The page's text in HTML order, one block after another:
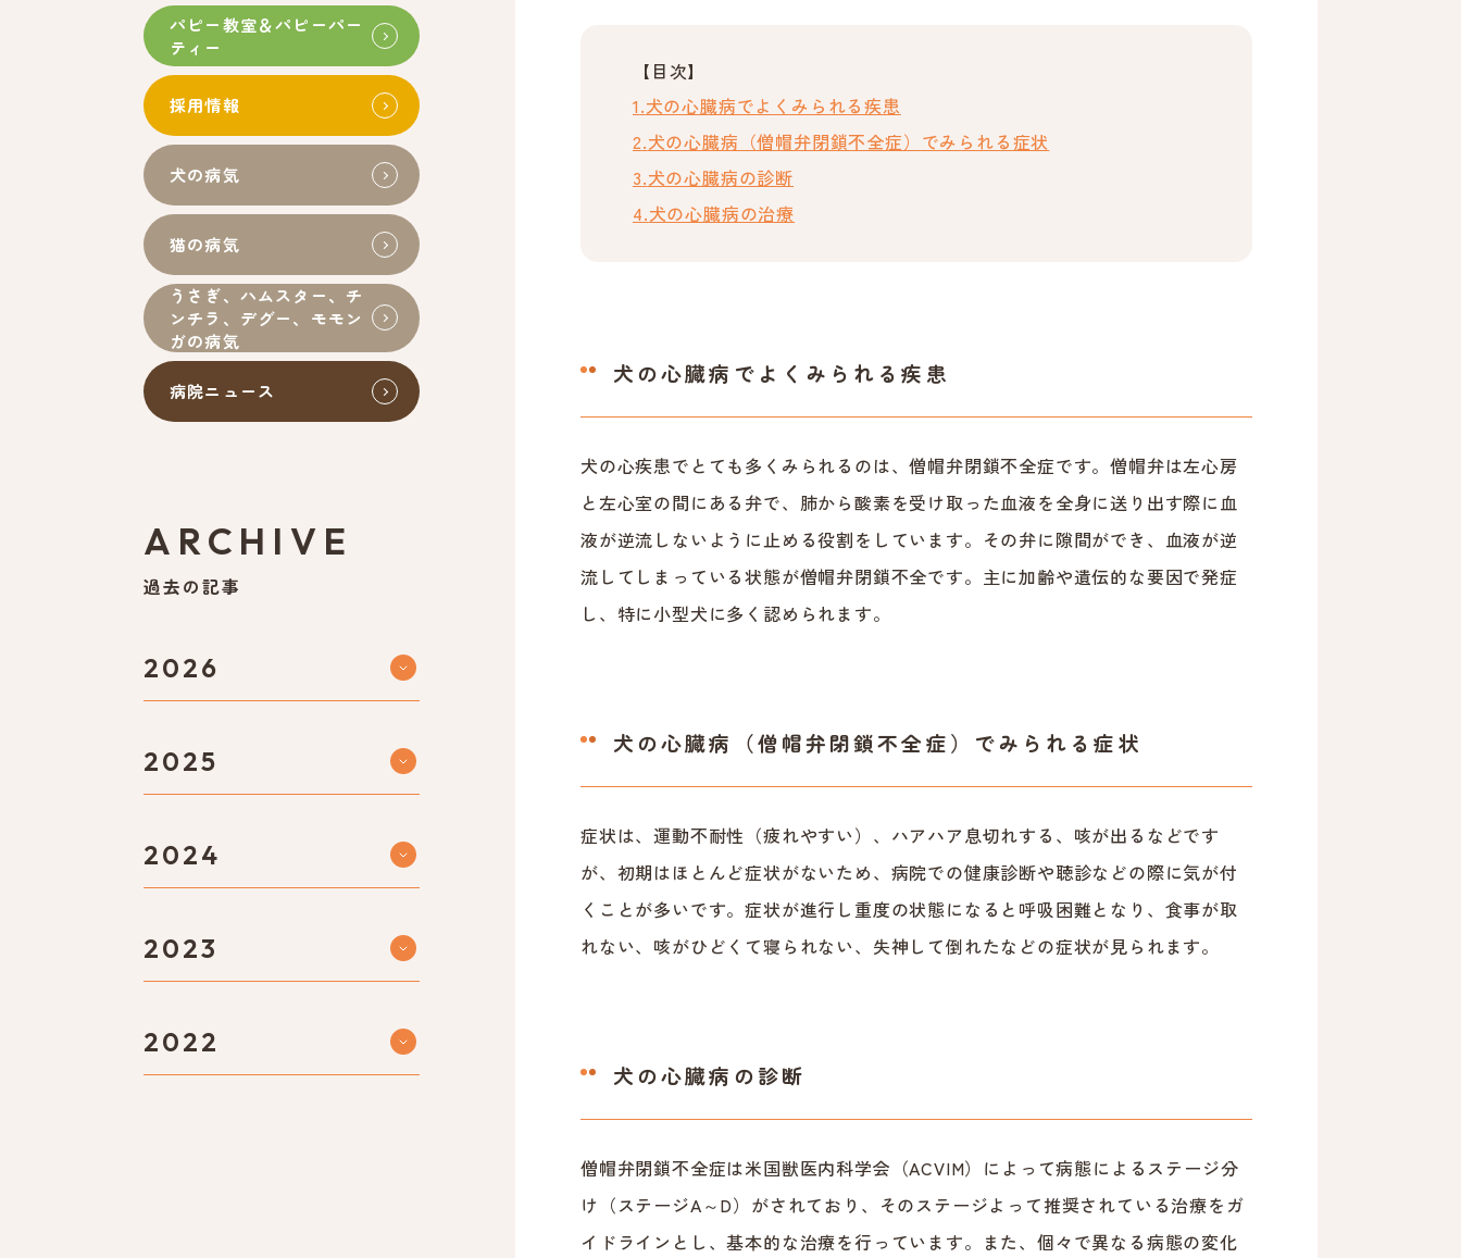
【目次】
犬の心臓病でよくみられる疾患
犬の心臓病（僧帽弁閉鎖不全症）でみられる症状
犬の心臓病の診断
犬の心臓病の治療
犬の心臓病でよくみられる疾患
犬の心疾患でとても多くみられるのは、僧帽弁閉鎖不全症です。僧帽弁は左心房
と左心室の間にある弁で、肺から酸素を受け取った血液を全身に送り出す際に血
液が逆流しないように止める役割をしています。その弁に隙間ができ、血液が逆
流してしまっている状態が僧帽弁閉鎖不全です。主に加齢や遺伝的な要因で発症
し、特に小型犬に多く認められます。
犬の心臓病（僧帽弁閉鎖不全症）でみられる症状
症状は、運動不耐性（疲れやすい）、ハアハア息切れする、咳が出るなどです
が、初期はほとんど症状がないため、病院での健康診断や聴診などの際に気が付
くことが多いです。症状が進行し重度の状態になると呼吸困難となり、食事が取
れない、咳がひどくて寝られない、失神して倒れたなどの症状が見られます。
犬の心臓病の診断
僧帽弁閉鎖不全症は米国獣医内科学会（ACVIM）によって病態によるステージ分
け（ステージA～D）がされており、そのステージよって推奨されている治療をガ
イドラインとし、基本的な治療を行っています。また、個々で異なる病態の変化
パピー教室＆パピーパー
ティー
採用情報
犬の病気
猫の病気
うさぎ、ハムスター、チ
ンチラ、デグー、モモン
ガの病気
病院ニュース
ARCHIVE
過去の記事
2026
2025
2024
2023
2022